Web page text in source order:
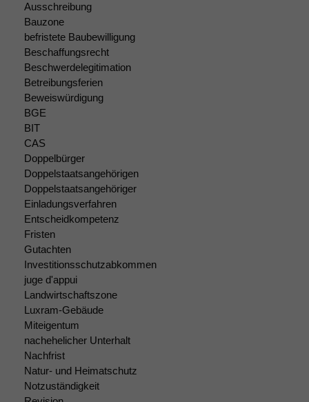
Ausschreibung
Bauzone
befristete Baubewilligung
Beschaffungsrecht
Beschwerdelegitimation
Betreibungsferien
Beweiswürdigung
BGE
BIT
CAS
Doppelbürger
Doppelstaatsangehörigen
Doppelstaatsangehöriger
Einladungsverfahren
Entscheidkompetenz
Fristen
Gutachten
Investitionsschutzabkommen
juge d'appui
Landwirtschaftszone
Luxram-Gebäude
Miteigentum
nachehelicher Unterhalt
Nachfrist
Natur- und Heimatschutz
Notzuständigkeit